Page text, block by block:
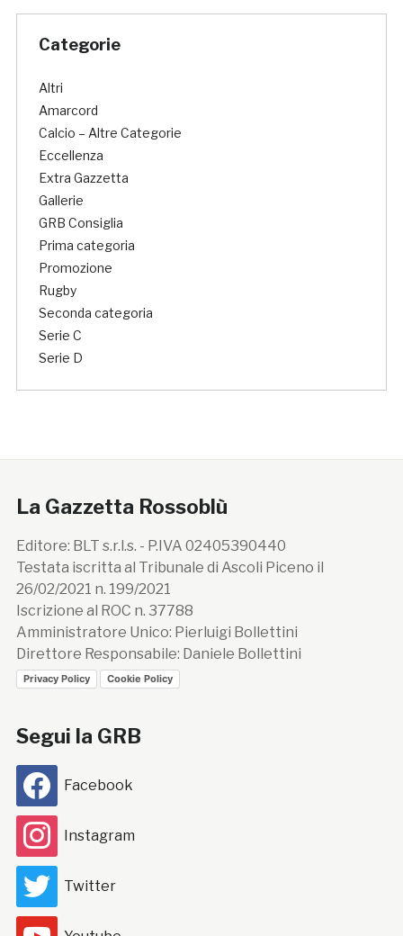
Categorie
Altri
Amarcord
Calcio – Altre Categorie
Eccellenza
Extra Gazzetta
Gallerie
GRB Consiglia
Prima categoria
Promozione
Rugby
Seconda categoria
Serie C
Serie D
La Gazzetta Rossoblù
Editore: BLT s.r.l.s. - P.IVA 02405390440
Testata iscritta al Tribunale di Ascoli Piceno il
26/02/2021 n. 199/2021
Iscrizione al ROC n. 37788
Amministratore Unico: Pierluigi Bollettini
Direttore Responsabile: Daniele Bollettini
Privacy Policy Cookie Policy
Segui la GRB
Facebook
Instagram
Twitter